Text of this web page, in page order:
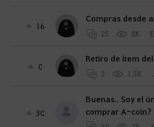
16
Compras desde
25 8K
0
Retiro de item
3 1.5K
30
Buenas.. Soy el
comprar A-coin?